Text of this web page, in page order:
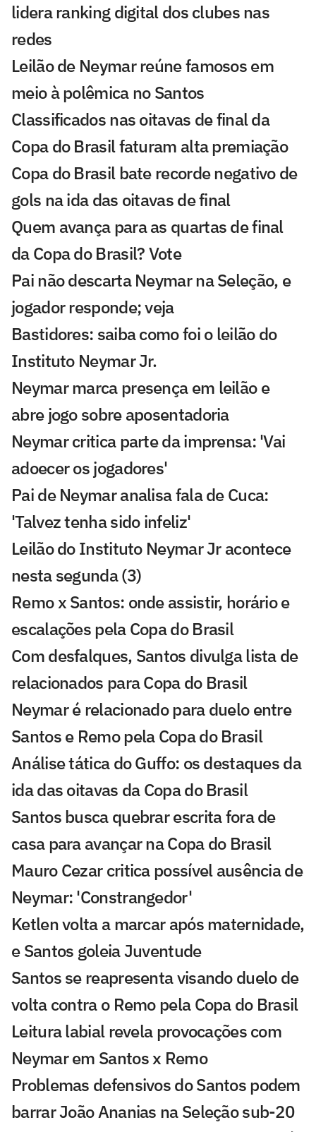
lidera ranking digital dos clubes nas
redes
Leilão de Neymar reúne famosos em
meio à polêmica no Santos
Classificados nas oitavas de final da
Copa do Brasil faturam alta premiação
Copa do Brasil bate recorde negativo de
gols na ida das oitavas de final
Quem avança para as quartas de final
da Copa do Brasil? Vote
Pai não descarta Neymar na Seleção, e
jogador responde; veja
Bastidores: saiba como foi o leilão do
Instituto Neymar Jr.
Neymar marca presença em leilão e
abre jogo sobre aposentadoria
Neymar critica parte da imprensa: 'Vai
adoecer os jogadores'
Pai de Neymar analisa fala de Cuca:
'Talvez tenha sido infeliz'
Leilão do Instituto Neymar Jr acontece
nesta segunda (3)
Remo x Santos: onde assistir, horário e
escalações pela Copa do Brasil
Com desfalques, Santos divulga lista de
relacionados para Copa do Brasil
Neymar é relacionado para duelo entre
Santos e Remo pela Copa do Brasil
Análise tática do Guffo: os destaques da
ida das oitavas da Copa do Brasil
Santos busca quebrar escrita fora de
casa para avançar na Copa do Brasil
Mauro Cezar critica possível ausência de
Neymar: 'Constrangedor'
Ketlen volta a marcar após maternidade,
e Santos goleia Juventude
Santos se reapresenta visando duelo de
volta contra o Remo pela Copa do Brasil
Leitura labial revela provocações com
Neymar em Santos x Remo
Problemas defensivos do Santos podem
barrar João Ananias na Seleção sub-20